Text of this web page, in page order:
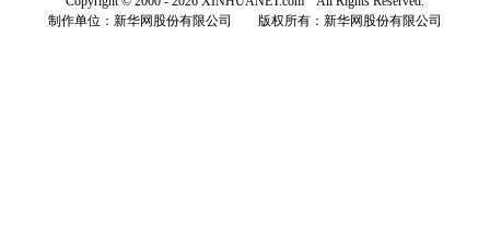
制作单位：新华网股份有限公司 版权所有：新华网股份有限公司